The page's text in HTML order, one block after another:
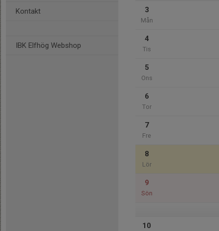
Kontakt
IBK Elfhög Webshop
3
Mån
4
Tis
5
Ons
6
Tor
7
Fre
8
Lör
9
Sön
10